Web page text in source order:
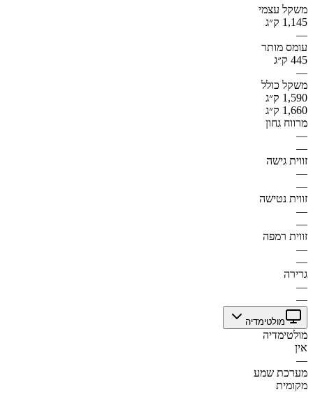
משקל עצמי
1,145 ק״ג
—
עומס מותר
445 ק״ג
—
משקל כולל
1,590 ק״ג
1,660 ק״ג
מרווח גחון
—
—
זווית גישה
—
—
זווית נטישה
—
—
זווית רמפה
—
—
גרירה
—
—
מולטימדיה
מולטימדיה
אין
—
מערכת שמע
מקומית